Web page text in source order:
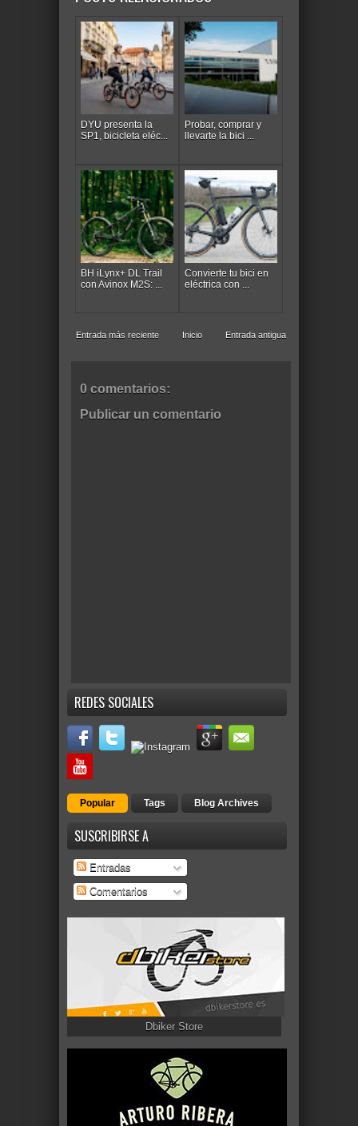
DYU presenta la
SP1, bicicleta eléc...
Probar, comprar y
llevarte la bici ...
BH iLynx+ DL Trail
con Avinox M2S: ...
Convierte tu bici en
eléctrica con ...
Entrada más reciente Entrada antigua
Inicio
0 comentarios:
Publicar un comentario
REDES SOCIALES
Popular Tags Blog Archives
SUSCRIBIRSE A
Entradas
Comentarios
Dbiker Store